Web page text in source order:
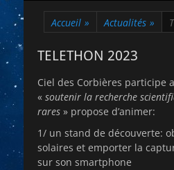
Accueil » Actualités »
TELETHON 2023
Ciel des Corbières participe
« soutenir la recherche
rares » propose d’animer:
1/ un stand de découverte:
solaires et emporter la
sur son smartphone